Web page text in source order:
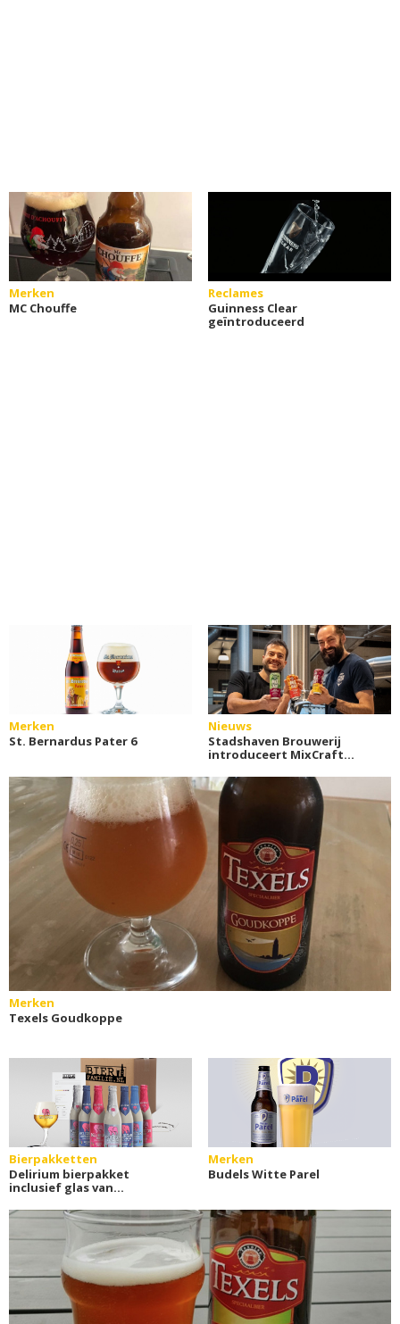
Merken
MC Chouffe
Reclames
Guinness Clear
geïntroduceerd
Merken
St. Bernardus Pater 6
Nieuws
Stadshaven Brouwerij
introduceert MixCraft
Merken
Texels Goudkoppe
Bierpakketten
Delirium bierpakket
inclusief glas van
Merken
Budels Witte Parel